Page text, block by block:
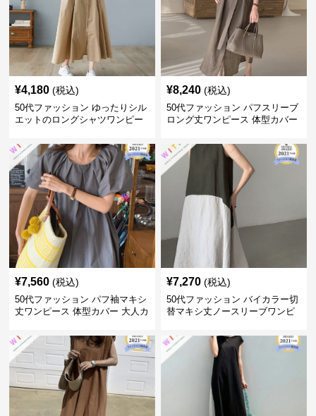
¥4,180 (税込)
50代ファッション ゆったりシル
エットのロングシャツワンピー
¥8,240 (税込)
50代ファッション パフスリーブ
ロング丈ワンピース 体型カバー
¥7,560 (税込)
50代ファッション パフ袖マキシ
丈ワンピース 体型カバー 大人カ
¥7,270 (税込)
50代ファッション バイカラー切
替マキシ丈ノースリーブワンピ